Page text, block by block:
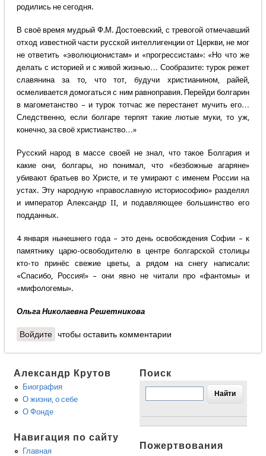
родились не сегодня.
В своё время мудрый Ф.М. Достоевский, с тревогой отмечавший
отход известной части русской интеллигенции от Церкви, не мог
не ответить «эволюционистам» и «прогрессистам»: «Но что же
делать с историей и с живой жизнью… Сообразите: турок режет
славянина за то, что тот, будучи христианином, райей,
осмеливается домогаться с ним равноправия. Перейди болгарин
в магометанство – и турок тотчас же перестанет мучить его…
Следственно, если болгаре терпят такие лютые муки, то уж,
конечно, за своё христианство…»
Русский народ в массе своей не знал, что такое Болгария и
какие они, болгары, но понимал, что «безбожные агаряне»
убивают братьев во Христе, и те умирают с именем России на
устах. Эту народную «православную историософию» разделял
и император Александр II, и подавляющее большинство его
подданных.
4 января нынешнего года – это день освобождения Софии – к
памятнику царю-освободителю в центре болгарской столицы
кто-то принёс свежие цветы, а рядом на снегу написали:
«Спасибо, Россия!» – они явно не читали про «фантомы» и
«мифологемы».
Ольга Николаевна Решетникова
Войдите чтобы оставить комментарии
Александр Крутов
Биография
О жизни, о себе
О Фонде
Навигация по сайту
Главная
Поиск
Пожертвования